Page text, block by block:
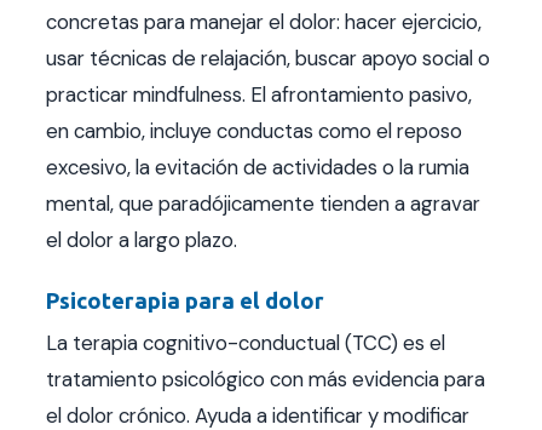
concretas para manejar el dolor: hacer ejercicio,
usar técnicas de relajación, buscar apoyo social o
practicar mindfulness. El afrontamiento pasivo,
en cambio, incluye conductas como el reposo
excesivo, la evitación de actividades o la rumia
mental, que paradójicamente tienden a agravar
el dolor a largo plazo.
Psicoterapia para el dolor
La terapia cognitivo-conductual (TCC) es el
tratamiento psicológico con más evidencia para
el dolor crónico. Ayuda a identificar y modificar